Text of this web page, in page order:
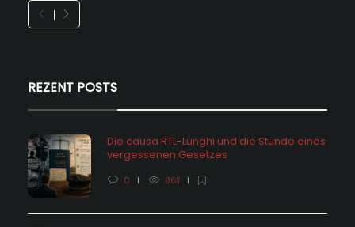
REZENT POSTS
Die causa RTL-Lunghi und die Stunde eines
vergessenen Gesetzes
0 861